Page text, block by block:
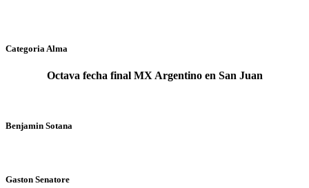
Categoria Alma
Octava fecha final MX Argentino en San Juan
Benjamin Sotana
Gaston Senatore